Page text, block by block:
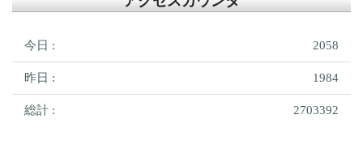
今日 : 2058
昨日 : 1984
総計 : 2703392